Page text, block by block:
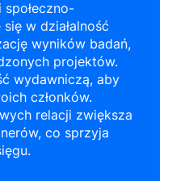
w działalność
wyników badań,
projektów.
wydawniczą, aby
członków.
relacji zwiększa
co sprzyja